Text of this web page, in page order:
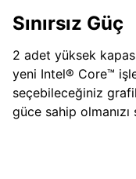
Sınırsız Güç
2 adet yüksek
yeni Intel® Core™
seçebileceğiniz
güce sahip olmanızı